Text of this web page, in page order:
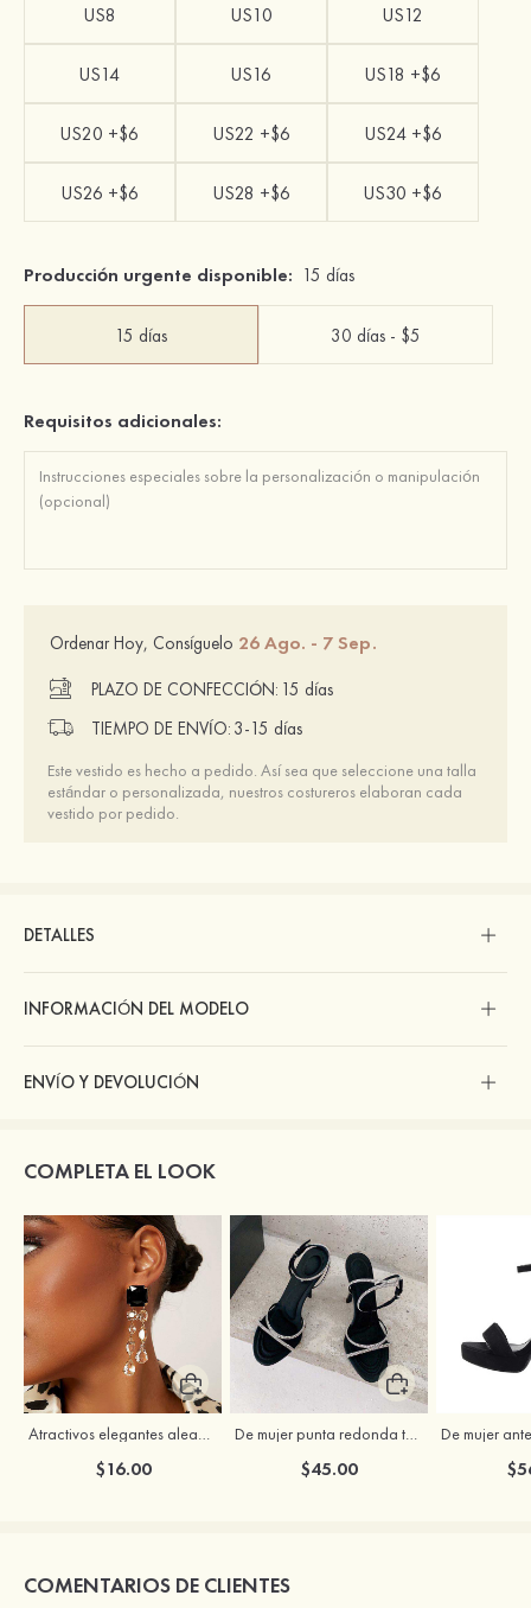
US8 US10 US12
US14 US16 US18 +$6
US20 +$6 US22 +$6 US24 +$6
US26 +$6 US28 +$6 US30 +$6
Producción urgente disponible: 15 días
15 días 30 días - $5
Requisitos adicionales:
Ordenar Hoy, Consíguelo 26 Ago. - 7 Sep.
PLAZO DE CONFECCIÓN: 15 días
TIEMPO DE ENVÍO: 3-15 días
Este vestido es hecho a pedido. Así sea que seleccione una talla
estándar o personalizada, nuestros costureros elaboran cada
vestido por pedido.
DETALLES
INFORMACIÓN DEL MODELO
ENVÍO Y DEVOLUCIÓN
COMPLETA EL LOOK
Atractivos elegantes aleación pendientes
$16.00
De mujer punta redonda tacón de aguja zapatos con tira en el tobillo hebilla cristal
$45.00
COMENTARIOS DE CLIENTES